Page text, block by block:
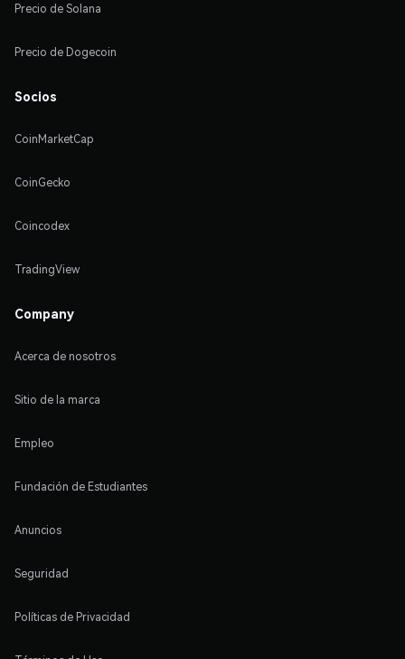
Precio de Solana
Precio de Dogecoin
Socios
CoinMarketCap
CoinGecko
Coincodex
TradingView
Company
Acerca de nosotros
Sitio de la marca
Empleo
Fundación de Estudiantes
Anuncios
Seguridad
Políticas de Privacidad